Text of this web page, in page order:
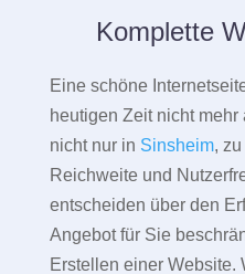
Komplette
Eine schöne
heutigen Zeit nicht
nicht nur in Sinsheim,
Reichweite und
entscheiden über den
Angebot für Sie
Erstellen einer Website.